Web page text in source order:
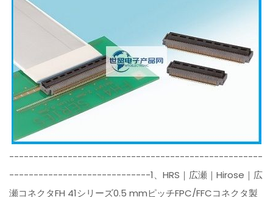
----------------------------------------------------
-----------------------------1、HRS｜広瀬｜Hirose｜広
瀬コネクタFH 41シリーズ0.5 mmピッチFPC/FFCコネクタ製